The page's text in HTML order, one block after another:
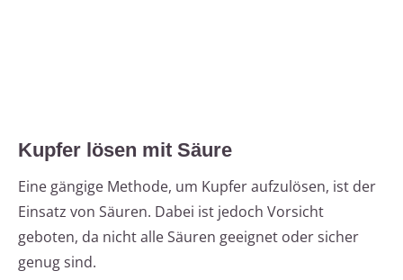
Kupfer lösen mit Säure
Eine gängige Methode, um Kupfer aufzulösen, ist der
Einsatz von Säuren. Dabei ist jedoch Vorsicht
geboten, da nicht alle Säuren geeignet oder sicher
genug sind.